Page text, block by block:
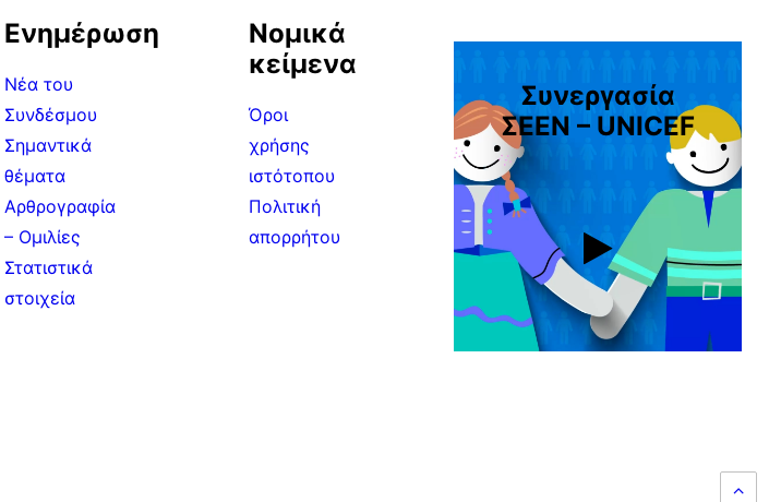
Ενημέρωση
Νέα του
Συνδέσμου
Σημαντικά
θέματα
Αρθρογραφία
– Ομιλίες
Στατιστικά
στοιχεία
Νομικά
κείμενα
Όροι
χρήσης
ιστότοπου
Πολιτική
απορρήτου
Συνεργασία
ΣEEN – UNICEF